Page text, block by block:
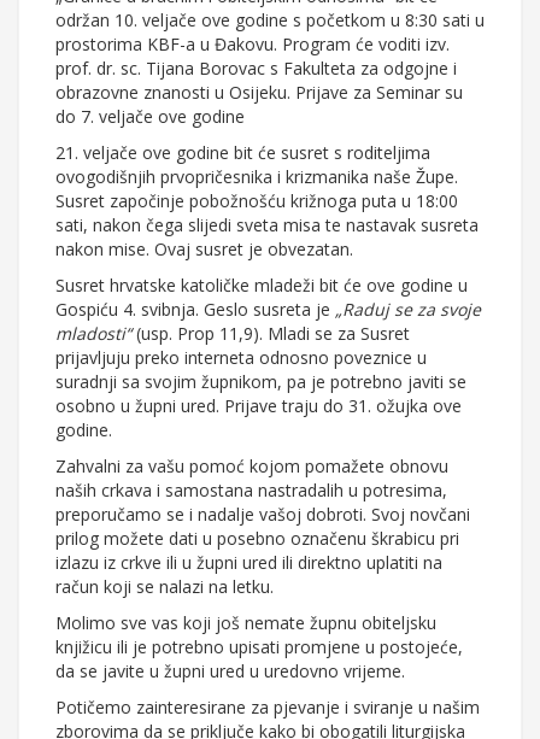
održan 10. veljače ove godine s početkom u 8:30 sati u
prostorima KBF-a u Đakovu. Program će voditi izv.
prof. dr. sc. Tijana Borovac s Fakulteta za odgojne i
obrazovne znanosti u Osijeku. Prijave za Seminar su
do 7. veljače ove godine
21. veljače ove godine bit će susret s roditeljima
ovogodišnjih prvopričesnika i krizmanika naše Župe.
Susret započinje pobožnošću križnoga puta u 18:00
sati, nakon čega slijedi sveta misa te nastavak susreta
nakon mise. Ovaj susret je obvezatan.
Susret hrvatske katoličke mladeži bit će ove godine u
Gospiću 4. svibnja. Geslo susreta je „Raduj se za svoje
mladosti“(usp. Prop 11,9). Mladi se za Susret
prijavljuju preko interneta odnosno poveznice u
suradnji sa svojim župnikom, pa je potrebno javiti se
osobno u župni ured. Prijave traju do 31. ožujka ove
godine.
Zahvalni za vašu pomoć kojom pomažete obnovu
naših crkava i samostana nastradalih u potresima,
preporučamo se i nadalje vašoj dobroti. Svoj novčani
prilog možete dati u posebno označenu škrabicu pri
izlazu iz crkve ili u župni ured ili direktno uplatiti na
račun koji se nalazi na letku.
Molimo sve vas koji još nemate župnu obiteljsku
knjižicu ili je potrebno upisati promjene u postojeće,
da se javite u župni ured u uredovno vrijeme.
Potičemo zainteresirane za pjevanje i sviranje u našim
zborovima da se priključe kako bi obogatili liturgijska